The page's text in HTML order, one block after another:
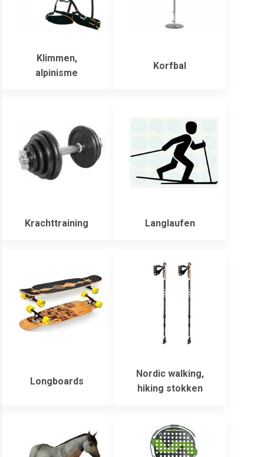
Klimmen,
alpinisme
Korfbal
Krachttraining Langlaufen
Longboards
Nordic walking,
hiking stokken